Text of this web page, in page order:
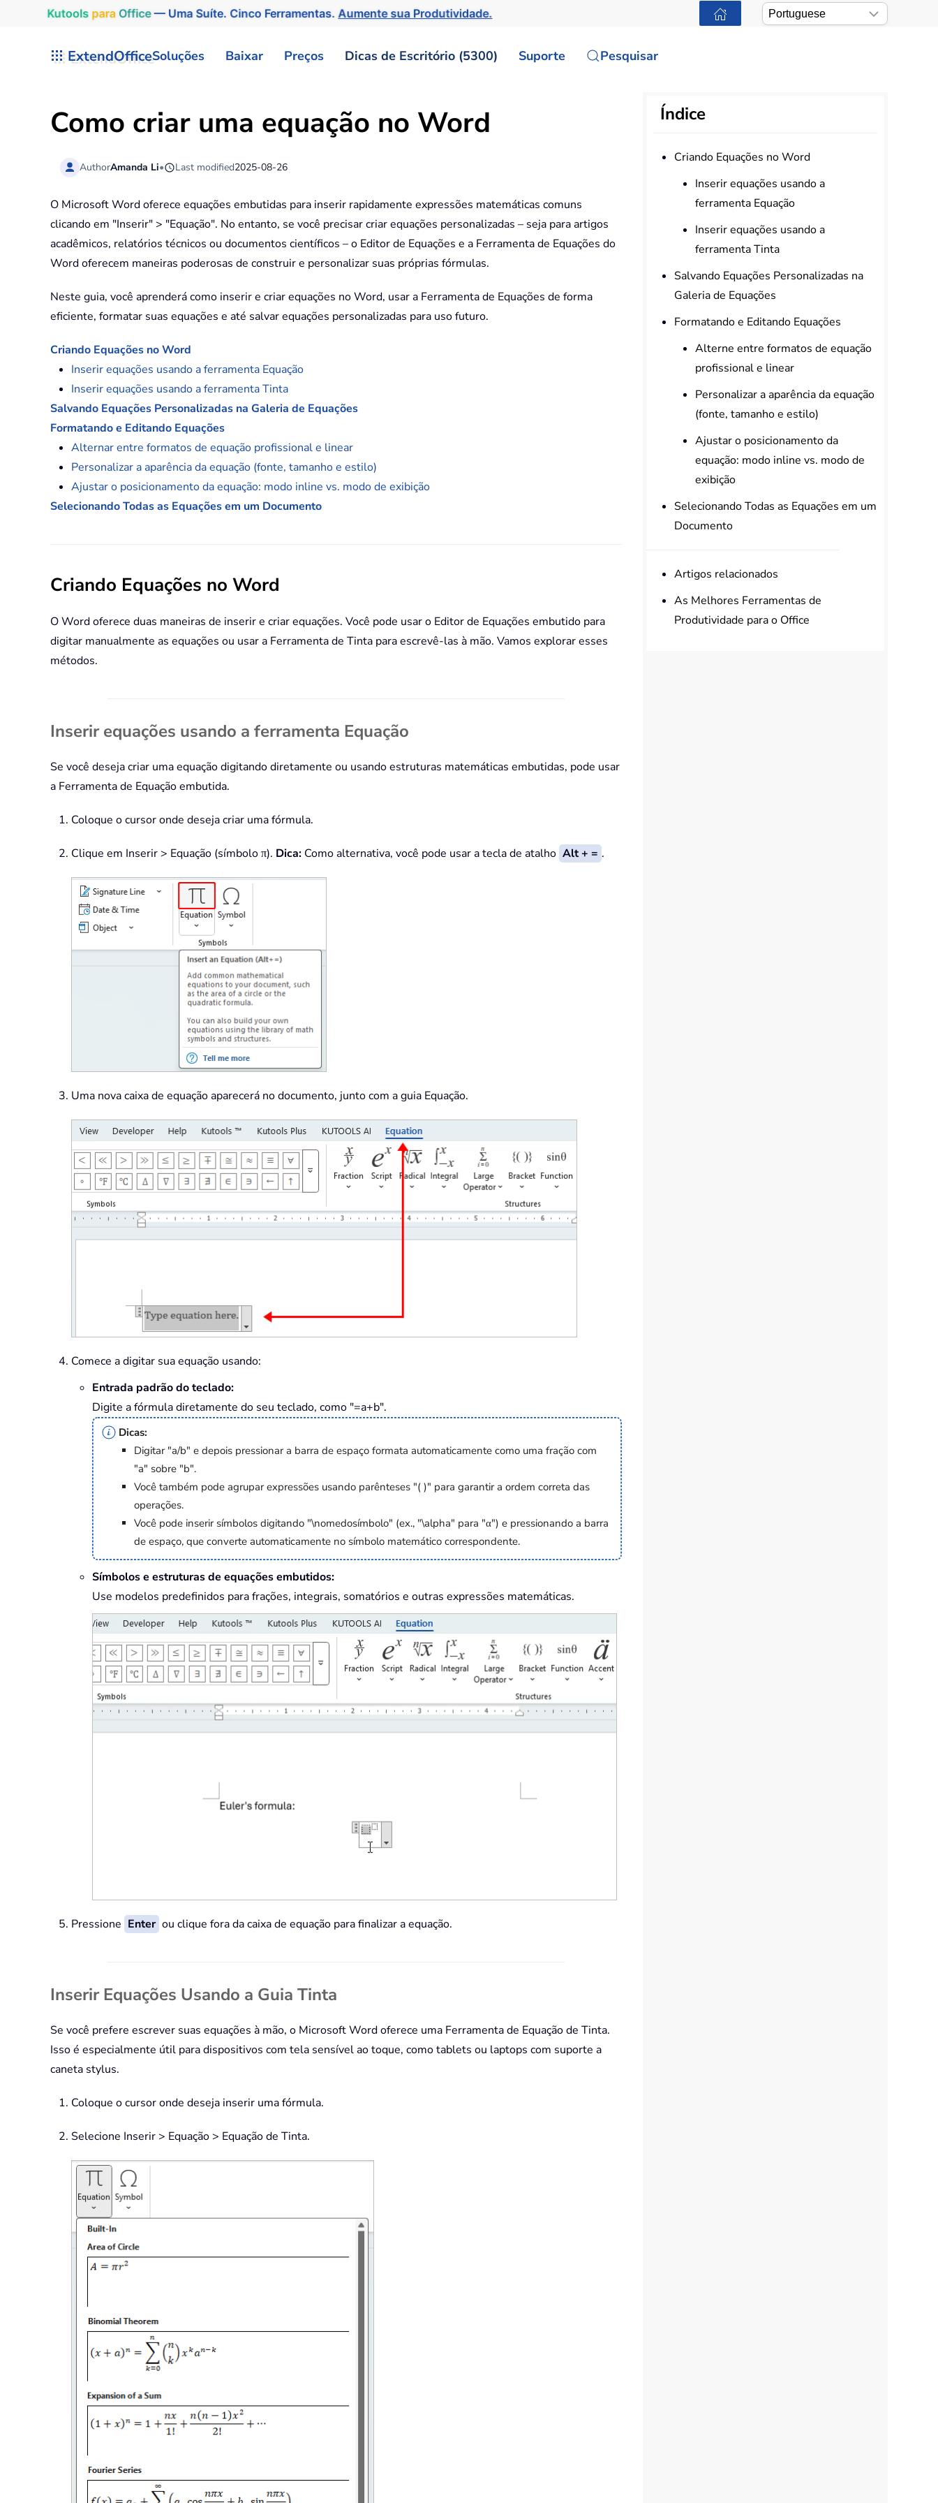
Kutools para Office— Uma Suíte. Cinco Ferramentas.Aumente sua Produtividade.
ExtendOfficeSoluções Baixar Preços Dicas de Escritório (5300) Suporte Pesquisar
Como criar uma equação no Word
AuthorAmanda Li• Last modified2025-08-26
O Microsoft Word oferece equações embutidas para inserir rapidamente expressões matemáticas comuns
clicando em "Inserir" > "Equação". No entanto, se você precisar criar equações personalizadas – seja para artigos
acadêmicos, relatórios técnicos ou documentos científicos – o Editor de Equações e a Ferramenta de Equações do
Word oferecem maneiras poderosas de construir e personalizar suas próprias fórmulas.
Neste guia, você aprenderá como inserir e criar equações no Word, usar a Ferramenta de Equações de forma
eficiente, formatar suas equações e até salvar equações personalizadas para uso futuro.
Criando Equações no Word
Inserir equações usando a ferramenta Equação
Inserir equações usando a ferramenta Tinta
Salvando Equações Personalizadas na Galeria de Equações
Formatando e Editando Equações
Alternar entre formatos de equação profissional e linear
Personalizar a aparência da equação (fonte, tamanho e estilo)
Ajustar o posicionamento da equação: modo inline vs. modo de exibição
Selecionando Todas as Equações em um Documento
Criando Equações no Word
O Word oferece duas maneiras de inserir e criar equações. Você pode usar o Editor de Equações embutido para
digitar manualmente as equações ou usar a Ferramenta de Tinta para escrevê-las à mão. Vamos explorar esses
métodos.
Inserir equações usando a ferramenta Equação
Se você deseja criar uma equação digitando diretamente ou usando estruturas matemáticas embutidas, pode usar
a Ferramenta de Equação embutida.
Coloque o cursor onde deseja criar uma fórmula.
Clique em Inserir > Equação (símbolo π). Dica: Como alternativa, você pode usar a tecla de atalho Alt + = .
Uma nova caixa de equação aparecerá no documento, junto com a guia Equação.
Comece a digitar sua equação usando:
Entrada padrão do teclado:
Digite a fórmula diretamente do seu teclado, como "=a+b".
Dicas:
Digitar "a/b" e depois pressionar a barra de espaço formata automaticamente como uma fração com
"a" sobre "b".
Você também pode agrupar expressões usando parênteses "( )" para garantir a ordem correta das
operações.
Você pode inserir símbolos digitando "\nomedosímbolo" (ex., "\alpha" para "α") e pressionando a barra
de espaço, que converte automaticamente no símbolo matemático correspondente.
Símbolos e estruturas de equações embutidos:
Use modelos predefinidos para frações, integrais, somatórios e outras expressões matemáticas.
Pressione Enter ou clique fora da caixa de equação para finalizar a equação.
Inserir Equações Usando a Guia Tinta
Se você prefere escrever suas equações à mão, o Microsoft Word oferece uma Ferramenta de Equação de Tinta.
Isso é especialmente útil para dispositivos com tela sensível ao toque, como tablets ou laptops com suporte a
caneta stylus.
Coloque o cursor onde deseja inserir uma fórmula.
Selecione Inserir > Equação > Equação de Tinta.
Índice
Criando Equações no Word
Inserir equações usando a
ferramenta Equação
Inserir equações usando a
ferramenta Tinta
Salvando Equações Personalizadas na
Galeria de Equações
Formatando e Editando Equações
Alterne entre formatos de equação
profissional e linear
Personalizar a aparência da equação
(fonte, tamanho e estilo)
Ajustar o posicionamento da
equação: modo inline vs. modo de
exibição
Selecionando Todas as Equações em um
Documento
Artigos relacionados
As Melhores Ferramentas de
Produtividade para o Office